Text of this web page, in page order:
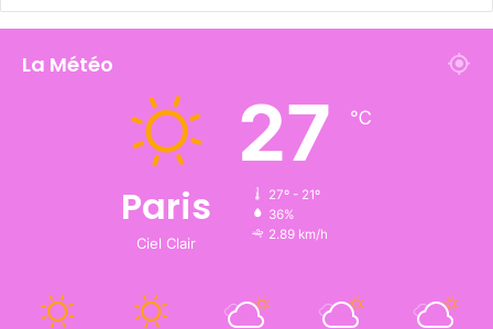
La Météo
Paris
Ciel Clair
27 ℃
27º - 21º
36%
2.89 km/h